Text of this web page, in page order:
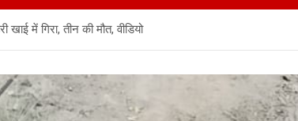
में गिरा, तीन की मौत, वीडियो